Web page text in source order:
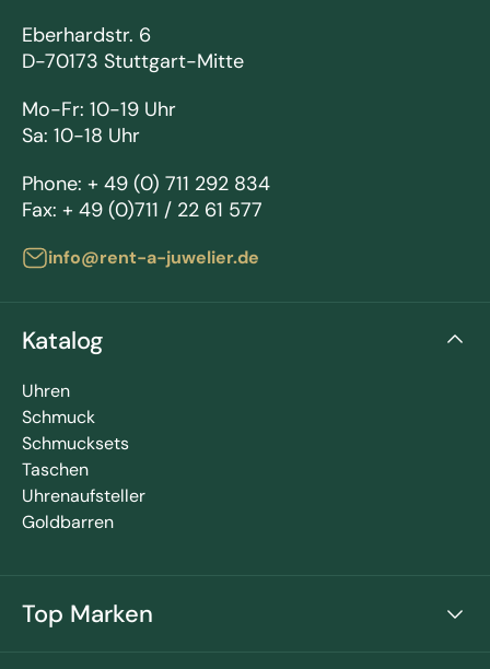
Eberhardstr. 6
D-70173 Stuttgart-Mitte
Mo-Fr: 10-19 Uhr
Sa: 10-18 Uhr
Phone: + 49 (0) 711 292 834
Fax: + 49 (0)711 / 22 61 577
info@rent-a-juwelier.de
Katalog
Uhren
Schmuck
Schmucksets
Taschen
Uhrenaufsteller
Goldbarren
Top Marken